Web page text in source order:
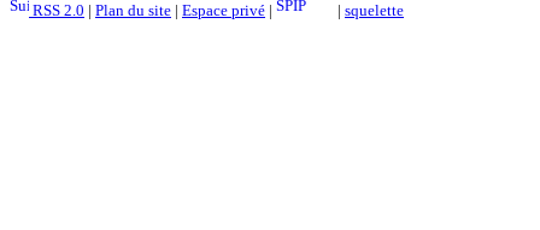
RSS 2.0 | Plan du site | Espace privé | | squelette